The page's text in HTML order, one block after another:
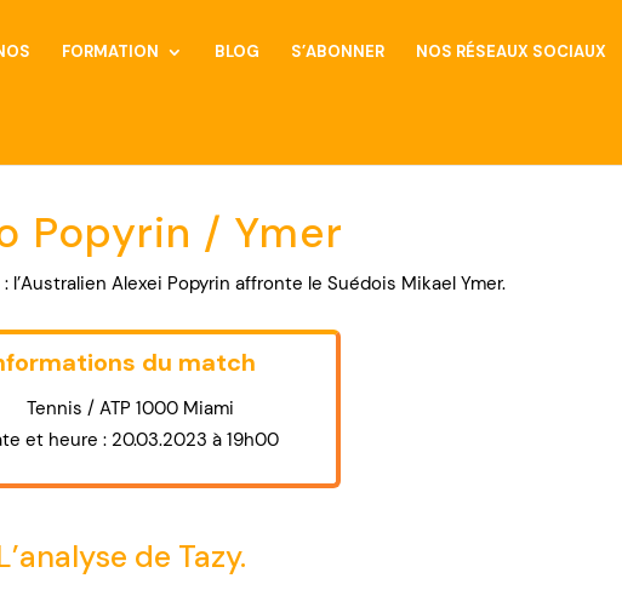
FORMATION BLOG S’ABONNER NOS RÉSEAUX SOCIAUX
Popyrin / Ymer
l’Australien Alexei Popyrin affronte le Suédois Mikael Ymer.
du match
Tennis / ATP 1000 Miami
et heure : 20.03.2023 à 19h00
de Tazy.